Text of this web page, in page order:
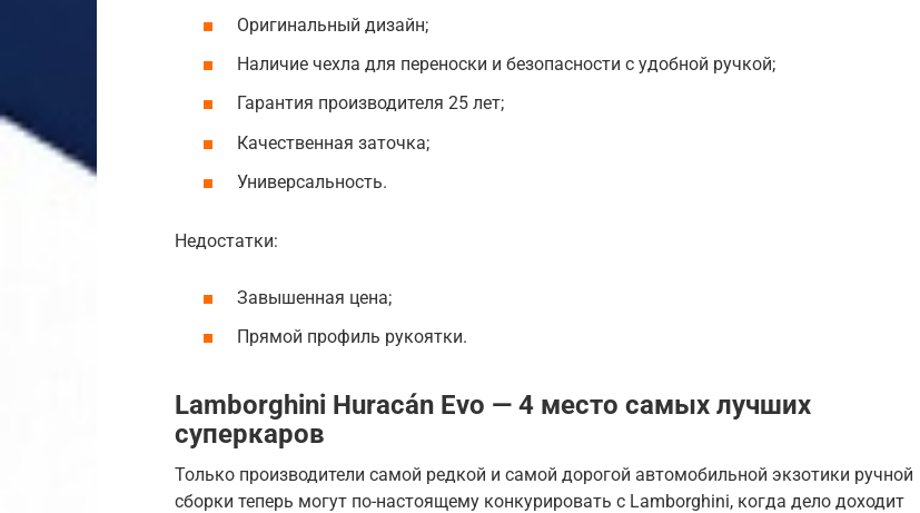
Оригинальный дизайн;
Наличие чехла для переноски и безопасности с удобной ручкой;
Гарантия производителя 25 лет;
Качественная заточка;
Универсальность.
Недостатки:
Завышенная цена;
Прямой профиль рукоятки.
Lamborghini Huracán Evo — 4 место самых лучших
суперкаров
Только производители самой редкой и самой дорогой автомобильной экзотики ручной
сборки теперь могут по-настоящему конкурировать с Lamborghini, когда дело доходит